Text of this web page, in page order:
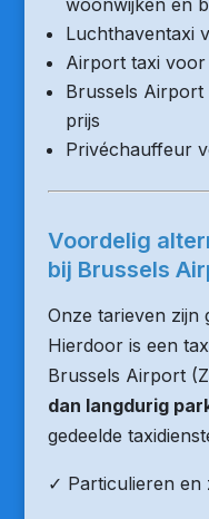
woonwijken en
Luchthaventaxi
Airport taxi
Brussels Airport
prijs
Privéchauffeur
Voordelig
bij Brussels
Onze tarieven zijn
Hierdoor is een
Brussels Airport
dan langdurig
gedeelde
✓ Particulieren en